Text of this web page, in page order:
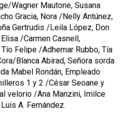
Wagner Mautone, Susana
Gracia, Nora /Nelly Antúnez,
Gertrudis /Leila López, Don
/Carmen Casnell,
Felipe /Adhemar Rubbo, Tía
Blanca Abirad, Señora sorda
Mabel Rondán, Empleado
1 y 2 /César Seoane y
velorio /Ana Manzini, Imilce
A. Fernández.